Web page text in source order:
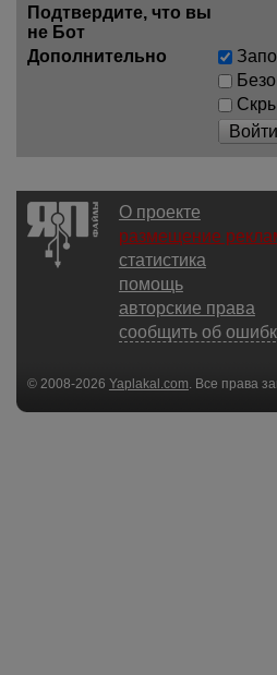
Подтвердите, что вы
не Бот
Дополнительно
Войти
О проекте
размещение
статистика
помощь
авторские права
сообщить об
© 2008-2026 Yaplakal.com . Все права
соглашения.